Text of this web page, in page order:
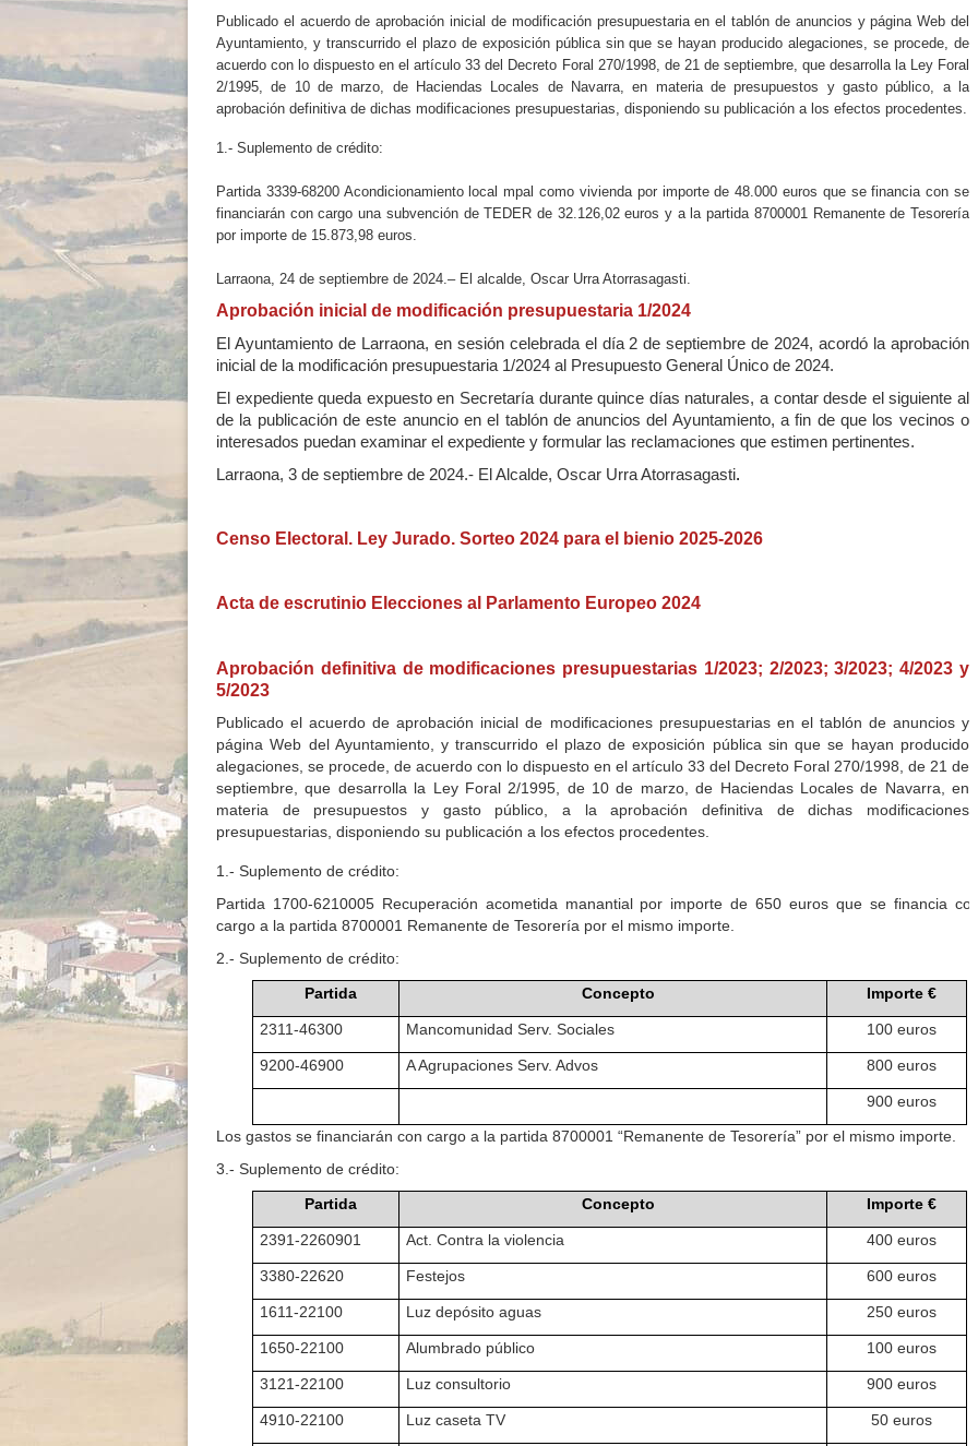
Publicado el acuerdo de aprobación inicial de modificación presupuestaria en el tablón de anuncios y página Web del
Ayuntamiento, y transcurrido el plazo de exposición pública sin que se hayan producido alegaciones, se procede, de
acuerdo con lo dispuesto en el artículo 33 del Decreto Foral 270/1998, de 21 de septiembre, que desarrolla la Ley Foral
2/1995, de 10 de marzo, de Haciendas Locales de Navarra, en materia de presupuestos y gasto público, a la
aprobación definitiva de dichas modificaciones presupuestarias, disponiendo su publicación a los efectos procedentes.
1.- Suplemento de crédito:
Partida 3339-68200 Acondicionamiento local mpal como vivienda por importe de 48.000 euros que se financia con se
financiarán con cargo una subvención de TEDER de 32.126,02 euros y a la partida 8700001 Remanente de Tesorería
por importe de 15.873,98 euros.
Larraona, 24 de septiembre de 2024.– El alcalde, Oscar Urra Atorrasagasti.
Aprobación inicial de modificación presupuestaria 1/2024
El Ayuntamiento de Larraona, en sesión celebrada el día 2 de septiembre de 2024, acordó la aprobación
inicial de la modificación presupuestaria 1/2024 al Presupuesto General Único de 2024.
El expediente queda expuesto en Secretaría durante quince días naturales, a contar desde el siguiente al
de la publicación de este anuncio en el tablón de anuncios del Ayuntamiento, a fin de que los vecinos o
interesados puedan examinar el expediente y formular las reclamaciones que estimen pertinentes.
Larraona, 3 de septiembre de 2024.- El Alcalde, Oscar Urra Atorrasagasti.
Censo Electoral. Ley Jurado. Sorteo 2024 para el bienio 2025-2026
Acta de escrutinio Elecciones al Parlamento Europeo 2024
Aprobación definitiva de modificaciones presupuestarias 1/2023; 2/2023; 3/2023; 4/2023 y
5/2023
Publicado el acuerdo de aprobación inicial de modificaciones presupuestarias en el tablón de anuncios y
página Web del Ayuntamiento, y transcurrido el plazo de exposición pública sin que se hayan producido
alegaciones, se procede, de acuerdo con lo dispuesto en el artículo 33 del Decreto Foral 270/1998, de 21 de
septiembre, que desarrolla la Ley Foral 2/1995, de 10 de marzo, de Haciendas Locales de Navarra, en
materia de presupuestos y gasto público, a la aprobación definitiva de dichas modificaciones
presupuestarias, disponiendo su publicación a los efectos procedentes.
1.- Suplemento de crédito:
Partida 1700-6210005 Recuperación acometida manantial por importe de 650 euros que se financia
cargo a la partida 8700001 Remanente de Tesorería por el mismo importe.
2.- Suplemento de crédito:
Partida
Concepto Importe €
2311-46300 Mancomunidad Serv. Sociales 100 euros
9200-46900 A Agrupaciones Serv. Advos 800 euros
900 euros
Los gastos se financiarán con cargo a la partida 8700001 “Remanente de Tesorería” por el mismo importe.
3.- Suplemento de crédito:
Partida
Concepto Importe €
2391-2260901 Act. Contra la violencia 400 euros
3380-22620 Festejos 600 euros
1611-22100 Luz depósito aguas 250 euros
1650-22100 Alumbrado público 100 euros
3121-22100 Luz consultorio 900 euros
4910-22100 Luz caseta TV 50 euros